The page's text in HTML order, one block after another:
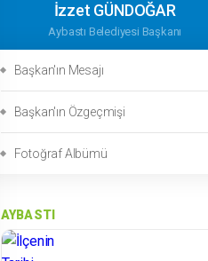
İzzet GÜNDOĞAR
Aybastı Belediyesi Başkanı
Başkan'ın Mesajı
Başkan'ın Özgeçmişi
Fotoğraf Albümü
AYBASTI